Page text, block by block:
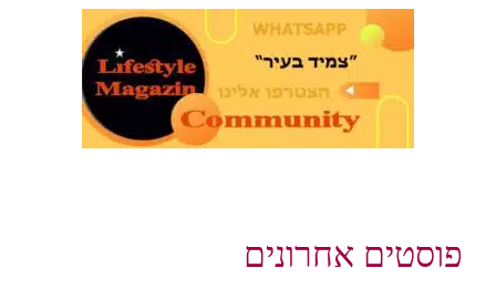
פוסטים אחרונים